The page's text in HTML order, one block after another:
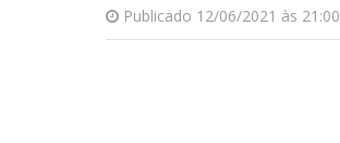
Publicado 12/06/2021 às 21:00